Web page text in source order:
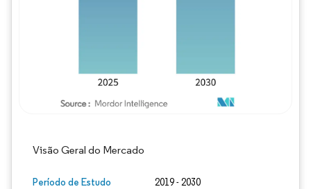
Visão Geral do Mercado
Período de Estudo 2019 - 2030